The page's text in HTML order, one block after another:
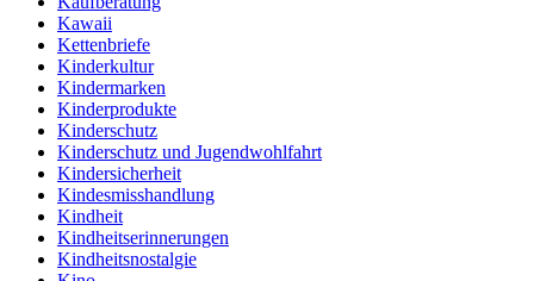
Kawaii
Kettenbriefe
Kinderkultur
Kindermarken
Kinderprodukte
Kinderschutz
Kinderschutz und Jugendwohlfahrt
Kindersicherheit
Kindesmisshandlung
Kindheit
Kindheitserinnerungen
Kindheitsnostalgie